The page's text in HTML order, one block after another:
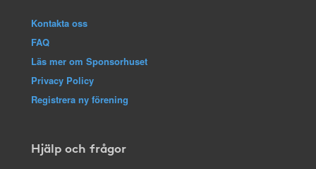
Kontakta oss
FAQ
Läs mer om Sponsorhuset
Privacy Policy
Registrera ny förening
Hjälp och frågor